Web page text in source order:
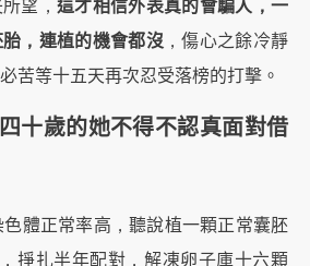
，連植的機會都沒 ，傷心之餘冷靜
苦等十五天再次忍受落榜的打擊。
十歲的她不得不認真面對借
體正常率高，聽說植一顆正常囊胚
掙扎半年配對，解凍卵子庫十六顆